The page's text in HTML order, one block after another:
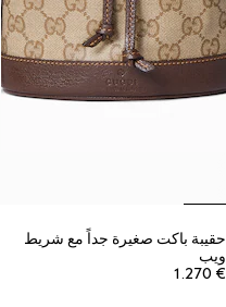
حقيبة باكت صغيرة جداً مع شريط
ويب
€ 1.270